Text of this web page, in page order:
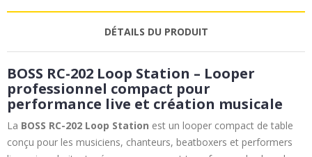
DÉTAILS DU PRODUIT
BOSS RC-202 Loop Station – Looper
professionnel compact pour
performance live et création musicale
La BOSS RC-202 Loop Station est un looper compact de table
conçu pour les musiciens, chanteurs, beatboxers et performers